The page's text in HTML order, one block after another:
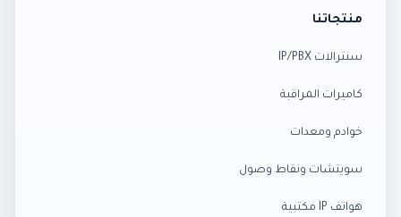
منتجاتنا
سنترالات IP/PBX
كاميرات المراقبة
خوادم ومعدات
سويتشات ونقاط وصول
هواتف IP مكتبية